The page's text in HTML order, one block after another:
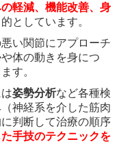
軽減、機能改善、身
としています。
い関節にアプローチ
体の動きを身につ
す。
姿勢分析など各種検
神経系を介した筋肉
判断して治療の順序
手技のテクニックを